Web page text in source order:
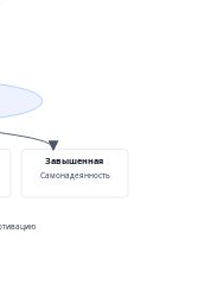
Завышенная
Самонадеянность